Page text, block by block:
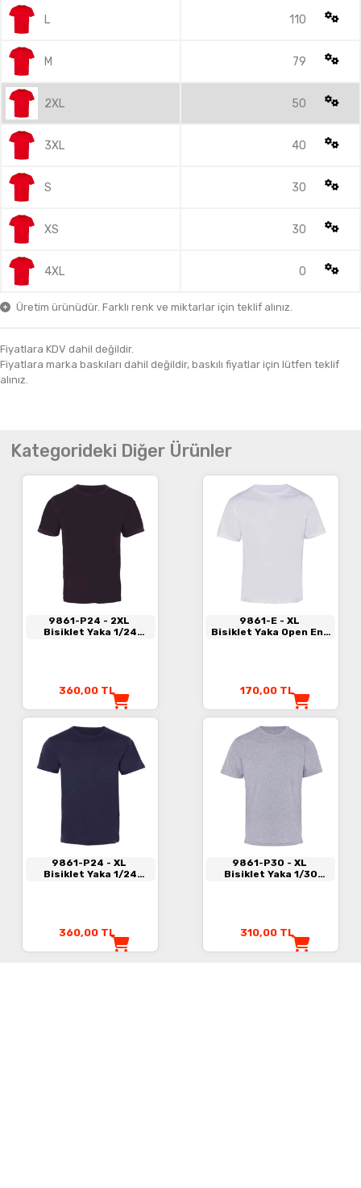
L 110
M 79
2XL 50
3XL 40
S 30
XS 30
4XL 0
Üretim ürünüdür. Farklı renk ve miktarlar için teklif alınız.
Fiyatlara KDV dahil değildir.
Fiyatlara marka baskıları dahil değildir, baskılı fiyatlar için lütfen teklif
alınız.
Kategorideki Diğer Ürünler
9861-P24 - 2XL
Bisiklet Yaka 1/24
360,00 TL
9861-E - XL
Bisiklet Yaka Open End
170,00 TL
9861-P24 - XL
Bisiklet Yaka 1/24
360,00 TL
9861-P30 - XL
Bisiklet Yaka 1/30
310,00 TL